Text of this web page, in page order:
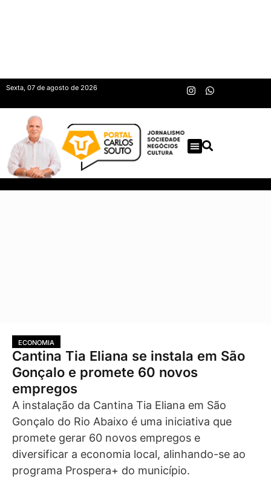
Sexta, 07 de agosto de 2026
ECONOMIA
Cantina Tia Eliana se instala em São
Gonçalo e promete 60 novos
empregos
A instalação da Cantina Tia Eliana em São
Gonçalo do Rio Abaixo é uma iniciativa que
promete gerar 60 novos empregos e
diversificar a economia local, alinhando-se ao
programa Prospera+ do município.